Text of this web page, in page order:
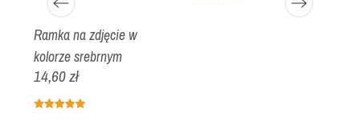
Ramka na zdjęcie w
kolorze srebrnym
14,60 zł